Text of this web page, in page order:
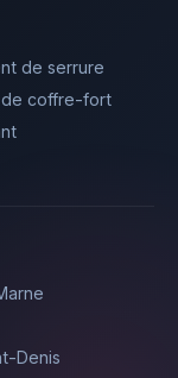
de serrure
coffre-fort
Denis